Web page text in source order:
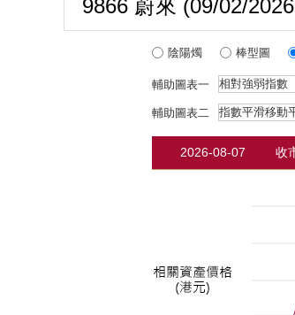
9866 蔚來 (09/02/2026
陰陽燭 棒型圖
輔助圖表一
輔助圖表二